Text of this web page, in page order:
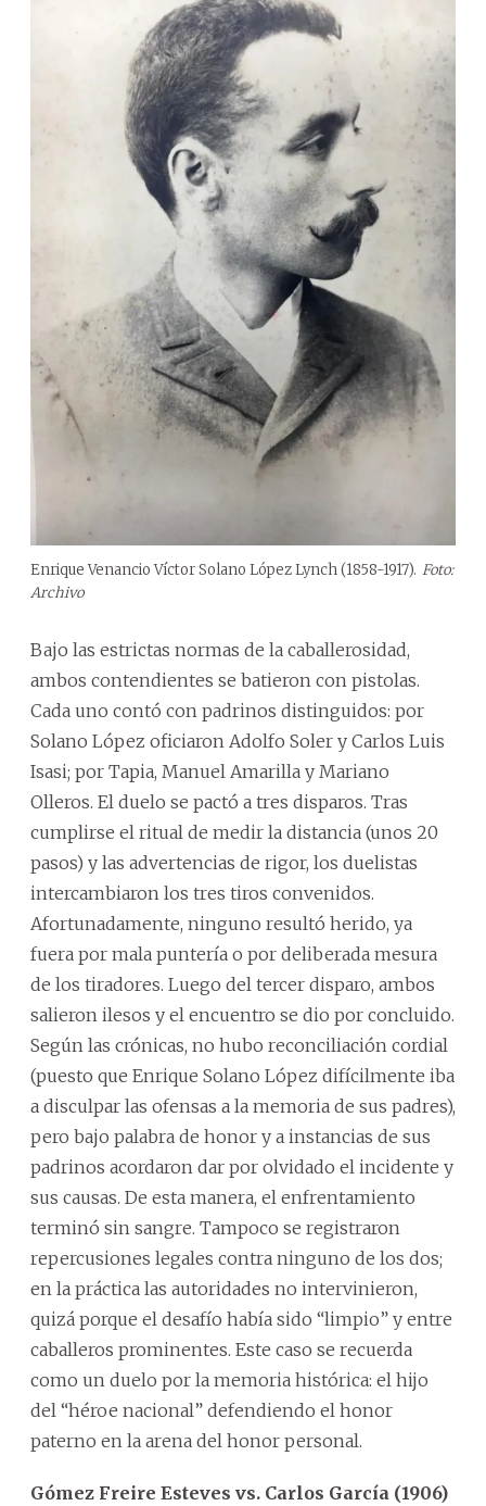
Enrique Venancio Víctor Solano López Lynch (1858-1917). Foto:
Archivo
Bajo las estrictas normas de la caballerosidad,
ambos contendientes se batieron con pistolas.
Cada uno contó con padrinos distinguidos: por
Solano López oficiaron Adolfo Soler y Carlos Luis
Isasi; por Tapia, Manuel Amarilla y Mariano
Olleros. El duelo se pactó a tres disparos. Tras
cumplirse el ritual de medir la distancia (unos 20
pasos) y las advertencias de rigor, los duelistas
intercambiaron los tres tiros convenidos.
Afortunadamente, ninguno resultó herido, ya
fuera por mala puntería o por deliberada mesura
de los tiradores. Luego del tercer disparo, ambos
salieron ilesos y el encuentro se dio por concluido.
Según las crónicas, no hubo reconciliación cordial
(puesto que Enrique Solano López difícilmente iba
a disculpar las ofensas a la memoria de sus padres),
pero bajo palabra de honor y a instancias de sus
padrinos acordaron dar por olvidado el incidente y
sus causas. De esta manera, el enfrentamiento
terminó sin sangre. Tampoco se registraron
repercusiones legales contra ninguno de los dos;
en la práctica las autoridades no intervinieron,
quizá porque el desafío había sido “limpio” y entre
caballeros prominentes. Este caso se recuerda
como un duelo por la memoria histórica: el hijo
del “héroe nacional” defendiendo el honor
paterno en la arena del honor personal.
Gómez Freire Esteves vs. Carlos García (1906)